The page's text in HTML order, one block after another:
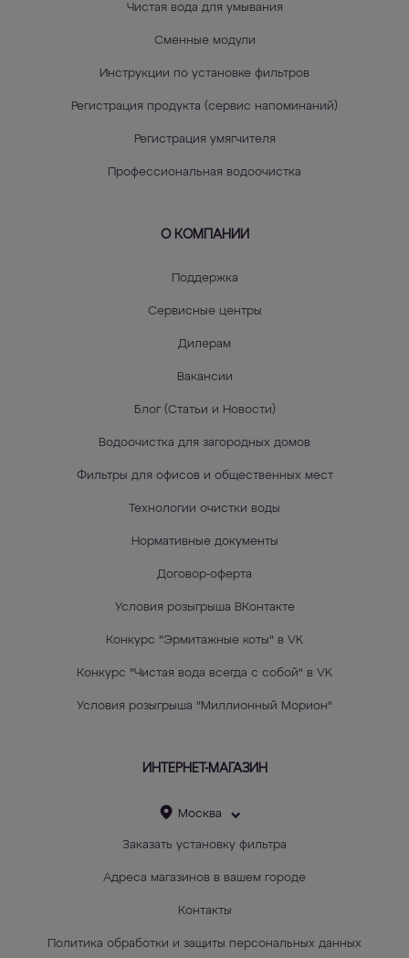
Чистая вода для умывания
Сменные модули
Инструкции по установке фильтров
Регистрация продукта (сервис напоминаний)
Регистрация умягчителя
Профессиональная водоочистка
О КОМПАНИИ
Поддержка
Сервисные центры
Дилерам
Вакансии
Блог (Статьи и Новости)
Водоочистка для загородных домов
Фильтры для офисов и общественных мест
Технологии очистки воды
Нормативные документы
Договор-оферта
Условия розыгрыша ВКонтакте
Конкурс "Эрмитажные коты" в VK
Конкурс "Чистая вода всегда с собой" в VK
Условия розыгрыша "Миллионный Морион"
ИНТЕРНЕТ-МАГАЗИН
Москва
Заказать установку фильтра
Адреса магазинов в вашем городе
Контакты
Политика обработки и защиты персональных данных